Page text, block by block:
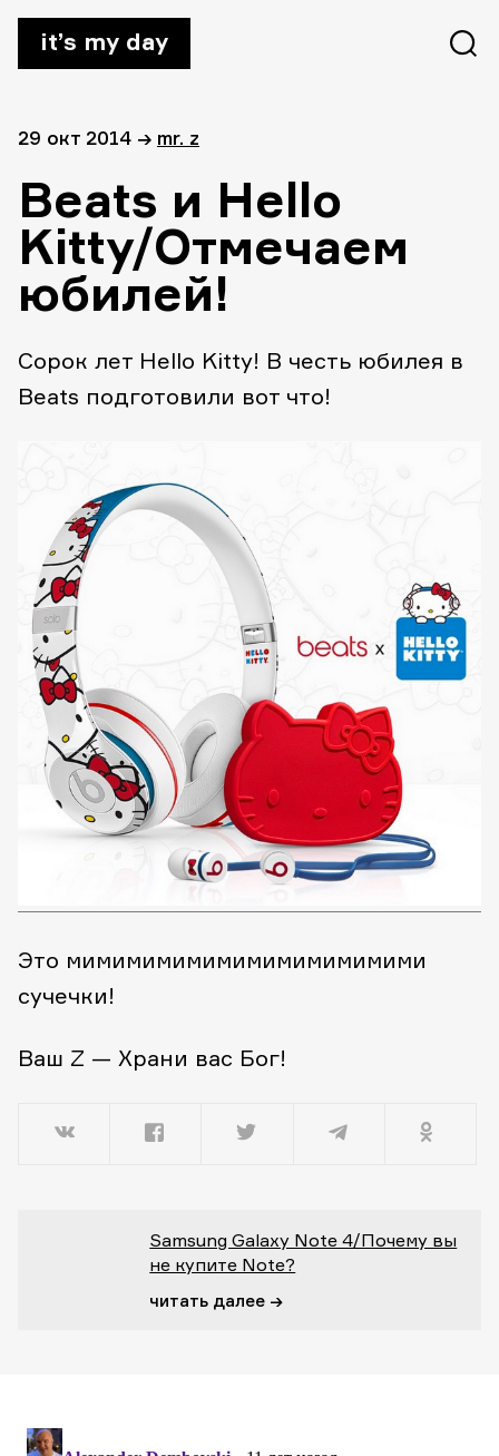
it’s my day
29 окт 2014 → mr. z
Beats и Hello
Kitty/Отмечаем
юбилей!
Сорок лет Hello Kitty! В честь юбилея в
Beats подготовили вот что!
Это мимимимимимимимимимимими
сучечки!
Ваш Z — Храни вас Бог!
Samsung Galaxy Note 4/Почему вы
не купите Note?
читать далее →